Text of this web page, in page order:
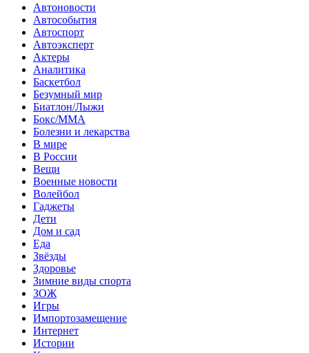
Автоновости
Автособытия
Автоспорт
Автоэксперт
Актеры
Аналитика
Баскетбол
Безумный мир
Биатлон/Лыжи
Бокс/MMA
Болезни и лекарства
В мире
В России
Вещи
Военные новости
Волейбол
Гаджеты
Дети
Дом и сад
Еда
Звёзды
Здоровье
Зимние виды спорта
ЗОЖ
Игры
Импортозамещение
Интернет
Истории